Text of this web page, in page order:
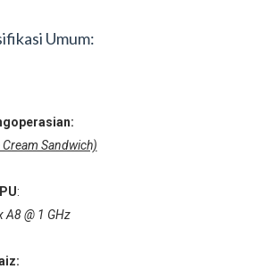
Umum:
Sandwich)
:
A8 @ 1 GHz